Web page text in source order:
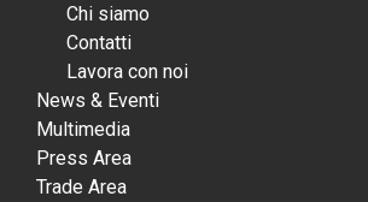
Chi siamo
Contatti
Lavora con noi
News & Eventi
Multimedia
Press Area
Trade Area